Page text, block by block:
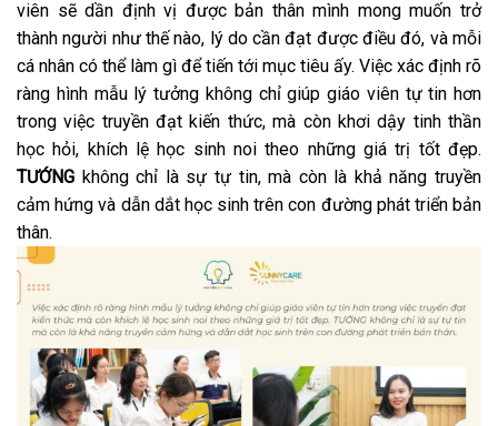
viên sẽ dần định vị được bản thân mình mong muốn trở
thành người như thế nào, lý do cần đạt được điều đó, và mỗi
cá nhân có thể làm gì để tiến tới mục tiêu ấy. Việc xác định rõ
ràng hình mẫu lý tưởng không chỉ giúp giáo viên tự tin hơn
trong việc truyền đạt kiến thức, mà còn khơi dậy tinh thần
học hỏi, khích lệ học sinh noi theo những giá trị tốt đẹp.
TƯỚNG không chỉ là sự tự tin, mà còn là khả năng truyền
cảm hứng và dẫn dắt học sinh trên con đường phát triển bản
thân.